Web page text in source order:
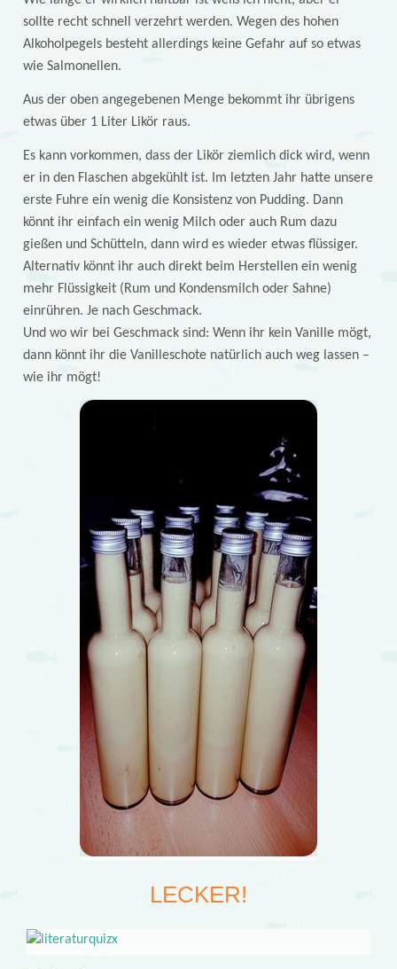
sollte recht schnell verzehrt werden. Wegen des hohen
Alkoholpegels besteht allerdings keine Gefahr auf so etwas
wie Salmonellen.
Aus der oben angegebenen Menge bekommt ihr übrigens
etwas über 1 Liter Likör raus.
Es kann vorkommen, dass der Likör ziemlich dick wird, wenn
er in den Flaschen abgekühlt ist. Im letzten Jahr hatte unsere
erste Fuhre ein wenig die Konsistenz von Pudding. Dann
könnt ihr einfach ein wenig Milch oder auch Rum dazu
gießen und Schütteln, dann wird es wieder etwas flüssiger.
Alternativ könnt ihr auch direkt beim Herstellen ein wenig
mehr Flüssigkeit (Rum und Kondensmilch oder Sahne)
einrühren. Je nach Geschmack.
Und wo wir bei Geschmack sind: Wenn ihr kein Vanille mögt,
dann könnt ihr die Vanilleschote natürlich auch weg lassen –
wie ihr mögt!
LECKER!